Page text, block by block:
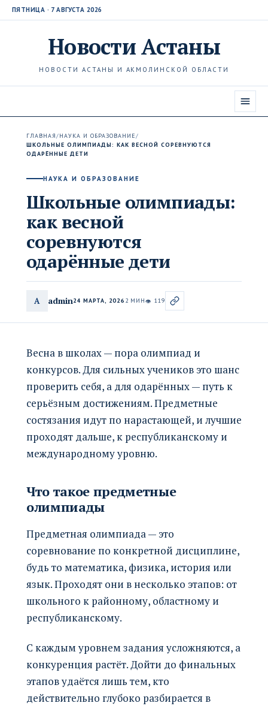
ПЯТНИЦА · 7 АВГУСТА 2026
НовостиАстаны
НОВОСТИ АСТАНЫ И АКМОЛИНСКОЙ ОБЛАСТИ
ГЛАВНАЯ/НАУКА И ОБРАЗОВАНИЕ/
ШКОЛЬНЫЕ ОЛИМПИАДЫ: КАК ВЕСНОЙ СОРЕВНУЮТСЯ
ОДАРЁННЫЕ ДЕТИ
НАУКА И ОБРАЗОВАНИЕ
Школьные олимпиады:
как весной
соревнуются
одарённые дети
A admin24 МАРТА, 2026 2 МИН👁 119
Весна в школах — пора олимпиад и
конкурсов. Для сильных учеников это шанс
проверить себя, а для одарённых — путь к
серьёзным достижениям. Предметные
состязания идут по нарастающей, и лучшие
проходят дальше, к республиканскому и
международному уровню.
Что такое предметные
олимпиады
Предметная олимпиада — это
соревнование по конкретной дисциплине,
будь то математика, физика, история или
язык. Проходят они в несколько этапов: от
школьного к районному, областному и
республиканскому.
С каждым уровнем задания усложняются, а
конкуренция растёт. Дойти до финальных
этапов удаётся лишь тем, кто
действительно глубоко разбирается в